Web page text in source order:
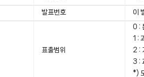
발표번호 이
표출범위
0 :
1 :
2 :
3 :
*)